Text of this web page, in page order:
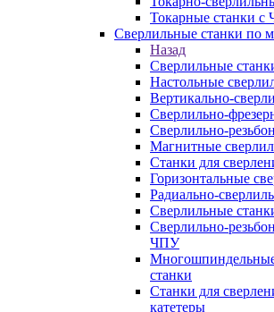
Токарные станки
Сверлильные станки по
Назад
Сверлильные
Настольные
Вертикально-
Сверлильно-
Сверлильно-
Магнитные
Станки для
Горизонтальные
Радиально-
Сверлильные
Сверлильно-
ЧПУ
станки
Станки для
катетеры